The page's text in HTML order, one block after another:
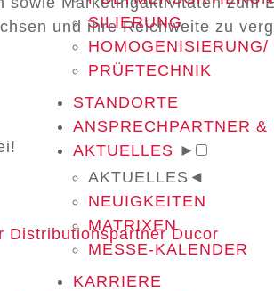
SILIERUNG
PRÜFTECHNIK
STANDORTE
ANSPRECHPARTNER
AKTUELLES ►
AKTUELLES ◄
NEUIGKEITEN
MATRIXEN
MESSE-KALENDER
KARRIERE
und ihre Reichweite zu